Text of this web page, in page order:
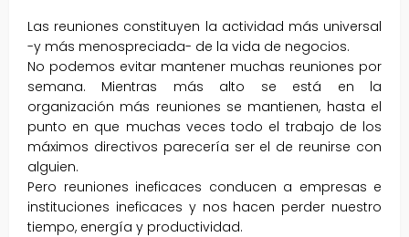
Las reuniones constituyen la actividad más universal
-y más menospreciada- de la vida de negocios.
No podemos evitar mantener muchas reuniones por
semana. Mientras más alto se está en la
organización más reuniones se mantienen, hasta el
punto en que muchas veces todo el trabajo de los
máximos directivos parecería ser el de reunirse con
alguien.
Pero reuniones ineficaces conducen a empresas e
instituciones ineficaces y nos hacen perder nuestro
tiempo, energía y productividad.